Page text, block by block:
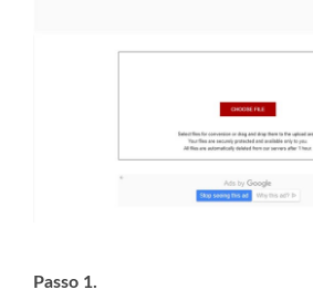
Passo 1.